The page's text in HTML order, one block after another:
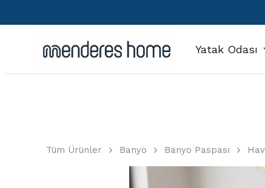
Yatak Odası
Tüm Ürünler Banyo Banyo Paspası